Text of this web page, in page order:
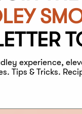
te bieden voor
ook in de
experience,
Tips & Tricks.